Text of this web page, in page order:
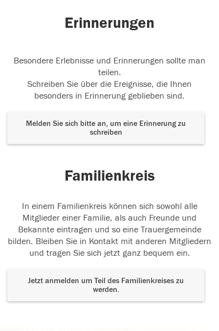
Erinnerungen
Besondere Erlebnisse und Erinnerungen sollte man
teilen.
Schreiben Sie über die Ereignisse, die Ihnen
besonders in Erinnerung geblieben sind.
Melden Sie sich bitte an, um eine Erinnerung zu
schreiben
Familienkreis
In einem Familienkreis können sich sowohl alle
Mitglieder einer Familie, als auch Freunde und
Bekannte eintragen und so eine Trauergemeinde
bilden. Bleiben Sie in Kontakt mit anderen Mitgliedern
und tragen Sie sich jetzt ganz bequem ein.
Jetzt anmelden um Teil des Familienkreises zu
werden.